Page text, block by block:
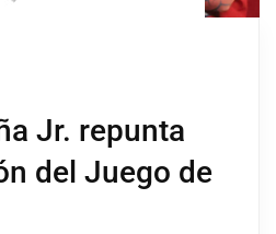
Jr. repunta
del Juego de